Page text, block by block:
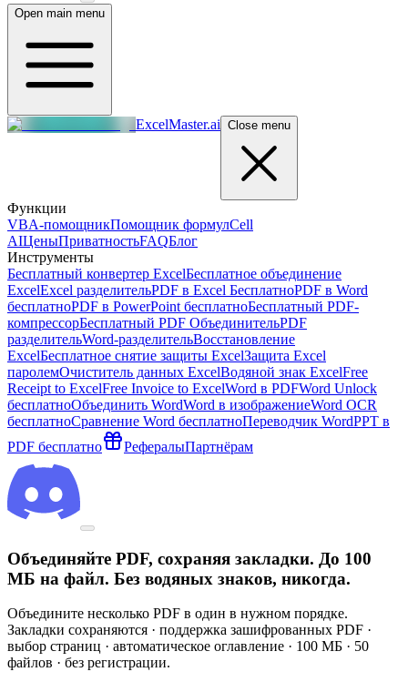
Open main menu
ExcelMaster.ai Close menu
Функции
VBA-помощникПомощник формулCell
AIЦеныПриватностьFAQБлог
Инструменты
Бесплатный конвертер ExcelБесплатное объединение
ExcelExcel разделительPDF в Excel БесплатноPDF в Word
бесплатноPDF в PowerPoint бесплатноБесплатный PDF-
компрессорБесплатный PDF ОбъединительPDF
разделительWord-разделительВосстановление
ExcelБесплатное снятие защиты ExcelЗащита Excel
паролемОчиститель данных ExcelВодяной знак ExcelFree
Receipt to ExcelFree Invoice to ExcelWord в PDFWord Unlock
бесплатноОбъединить WordWord в изображениеWord OCR
бесплатноСравнение Word бесплатноПереводчик WordPPT в
PDF бесплатно
РефералыПартнёрам
Объединяйте PDF, сохраняя закладки. До 100
МБ на файл. Без водяных знаков, никогда.
Объедините несколько PDF в один в нужном порядке.
Закладки сохраняются · поддержка зашифрованных PDF ·
выбор страниц · автоматическое оглавление · 100 МБ · 50
файлов · без регистрации.